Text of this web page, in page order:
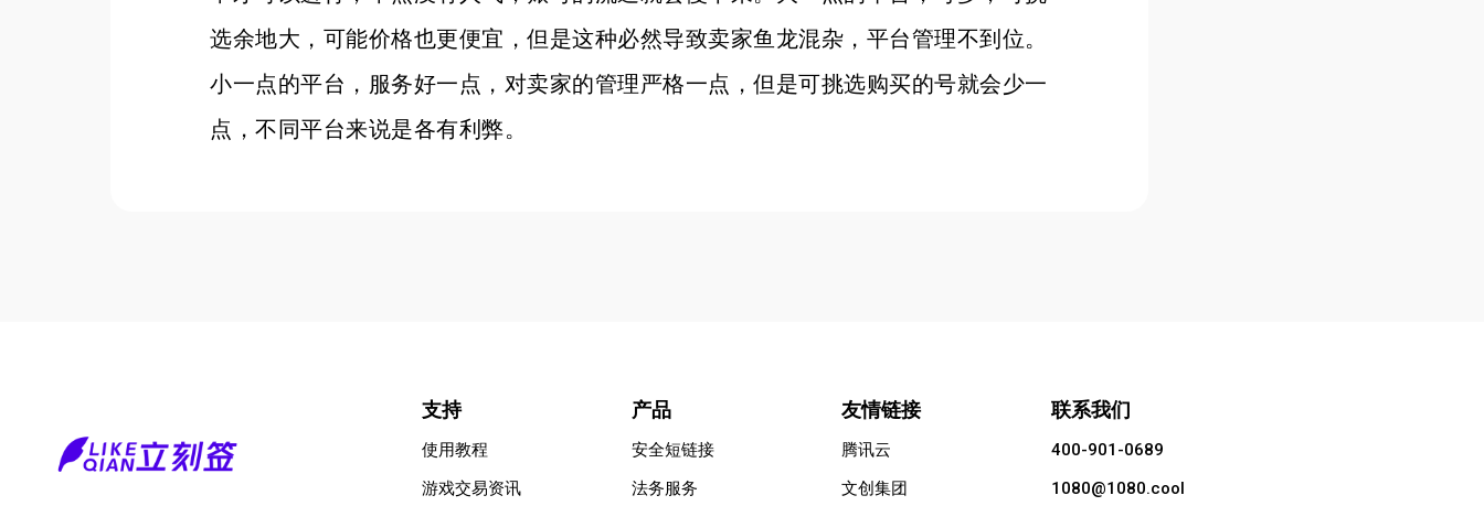
选余地大，可能价格也更便宜，但是这种必然导致卖家鱼龙混杂，平台管理不到位。
小一点的平台，服务好一点，对卖家的管理严格一点，但是可挑选购买的号就会少一
点，不同平台来说是各有利弊。
支持
使用教程
游戏交易资讯
产品
安全短链接
法务服务
友情链接
腾讯云
文创集团
联系我们
400-901-0689
1080@1080.cool